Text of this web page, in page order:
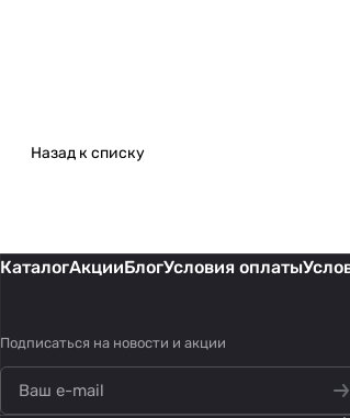
Назад к списку
КаталогАкцииБлогУсловия оплаты
Подписаться на новости и акции